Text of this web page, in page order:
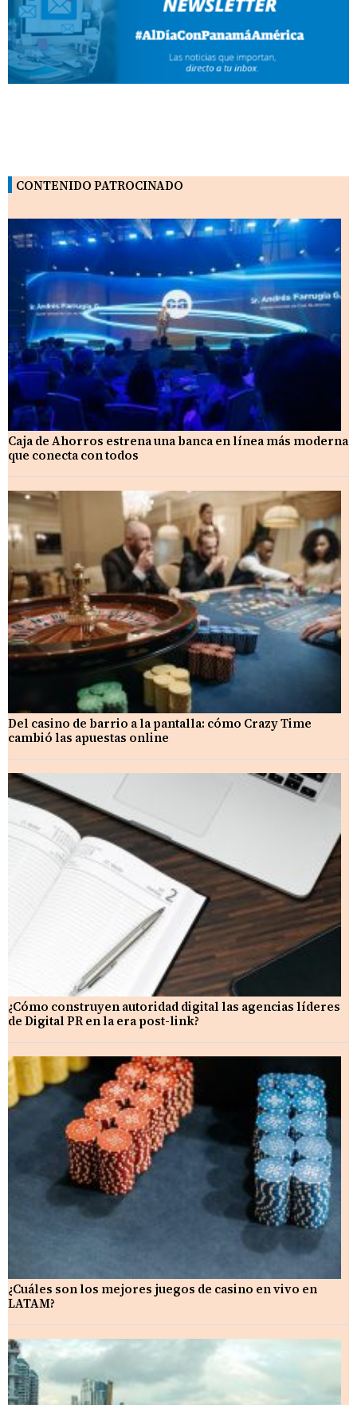
CONTENIDO PATROCINADO
Caja de Ahorros estrena una banca en línea más moderna
que conecta con todos
Del casino de barrio a la pantalla: cómo Crazy Time
cambió las apuestas online
¿Cómo construyen autoridad digital las agencias líderes
de Digital PR en la era post-link?
¿Cuáles son los mejores juegos de casino en vivo en
LATAM?